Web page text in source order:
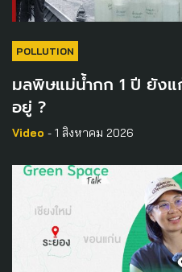
POLLUTION
มลพิษแม่น้ำกก 1 ปี ยังแ
อยู่ ?
Video - 1 สิงหาคม 2026